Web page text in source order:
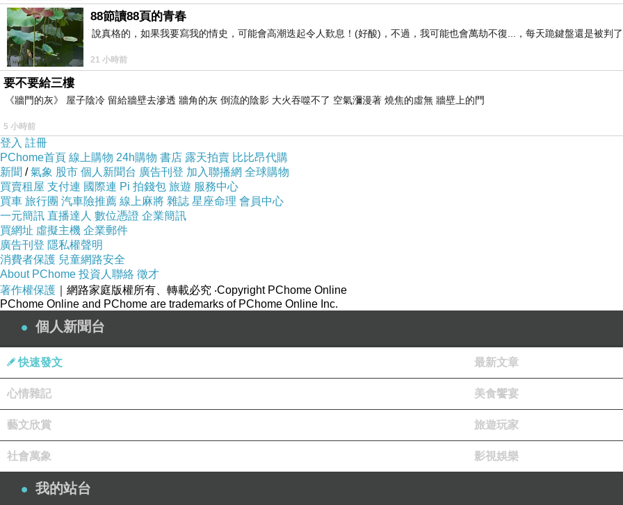
88節讀88頁的青春
說真格的，如果我要寫我的情史，可能會高潮迭起令人歎息！(好酸)，不過，我可能也會萬劫不復...，每天跪鍵盤還是被判
21 小時前
要不要給三樓
《牆門的灰》 屋子陰冷 留給牆壁去滲透 牆角的灰 倒流的陰影 大火吞噬不了 空氣瀰漫著 燒焦的虛無 牆壁上的門
5 小時前
登入 註冊
PChome首頁 線上購物 24h購物 書店 露天拍賣 比比昂代購
新聞 /氣象 股市 個人新聞台 廣告刊登 加入聯播網 全球購物
買賣租屋 支付連 國際連 Pi 拍錢包 旅遊 服務中心
買車 旅行團 汽車險推薦 線上麻將 雜誌 星座命理 會員中心
一元簡訊 直播達人 數位憑證 企業簡訊
買網址 虛擬主機 企業郵件
廣告刊登 隱私權聲明
消費者保護 兒童網路安全
About PChome 投資人聯絡 徵才
著作權保護 ｜網路家庭版權所有、轉載必究 ‧Copyright PChome Online
PChome Online and PChome are trademarks of PChome Online Inc.
個人新聞台
快速發文 最新文章
心情雜記 美食饗宴
藝文欣賞 旅遊玩家
社會萬象 影視娛樂
我的站台